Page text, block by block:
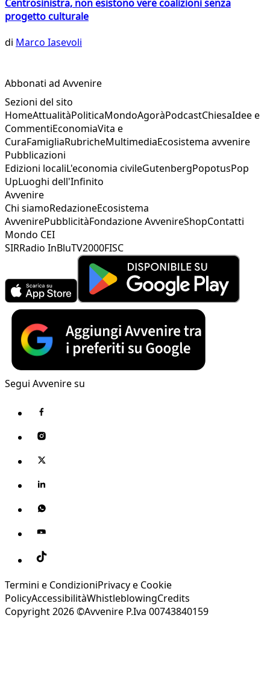
Centrosinistra, non esistono vere coalizioni senza
progetto culturale
di Marco Iasevoli
Abbonati ad Avvenire
Sezioni del sito
HomeAttualitàPoliticaMondoAgoràPodcastChiesaIdee e
CommentiEconomiaVita e
CuraFamigliaRubricheMultimediaEcosistema avvenire
Pubblicazioni
Edizioni localiL'economia civileGutenbergPopotusPop
UpLuoghi dell'Infinito
Avvenire
Chi siamoRedazioneEcosistema
AvvenirePubblicitàFondazione AvvenireShopContatti
Mondo CEI
SIRRadio InBluTV2000FISC
Segui Avvenire su
Termini e CondizioniPrivacy e Cookie
PolicyAccessibilitàWhistleblowingCredits
Copyright 2026 ©Avvenire P.Iva 00743840159